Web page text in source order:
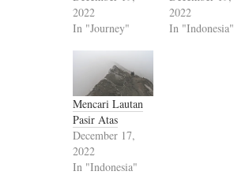
2022
In "Journey"
2022
In "Indonesia"
Mencari Lautan
Pasir Atas
December 17,
2022
In "Indonesia"